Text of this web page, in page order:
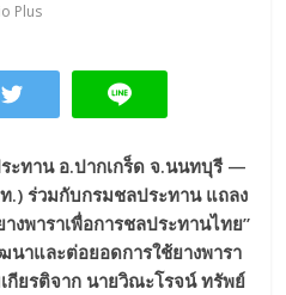
Plus
ทาน อ.ปากเกร็ด จ.นนทบุรี —
.) ร่วมกับกรมชลประทาน แถลง
งพาราเพื่อการชลประทานไทย”
าและต่อยอดการใช้ยางพารา
กียรติจาก นายวิณะโรจน์ ทรัพย์